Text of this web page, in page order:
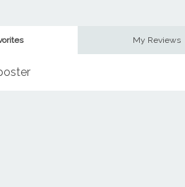
My Reviews